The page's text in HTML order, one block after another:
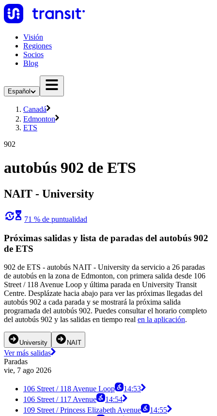
Visión
Regiones
Socios
Blog
Español
Canadá
Edmonton
ETS
902
autobús 902 de ETS
NAIT - University
71 % de puntualidad
Próximas salidas y lista de paradas del autobús 902
de ETS
902 de ETS - autobús NAIT - University da servicio a 26 paradas
de autobús en la zona de Edmonton, con primera salida desde 106
Street / 118 Avenue Loop y última parada en University Transit
Centre. Desplázate hacia abajo para ver las próximas llegadas del
autobús 902 a cada parada y se mostrará la próxima salida
programada del autobús 902. Puedes consultar el horario completo
del autobús 902 y las salidas en tiempo real en la aplicación.
University NAIT
Ver más salidas
Paradas
vie, 7 ago 2026
106 Street / 118 Avenue Loop
14:53
106 Street / 117 Avenue
14:54
109 Street / Princess Elizabeth Avenue
14:55